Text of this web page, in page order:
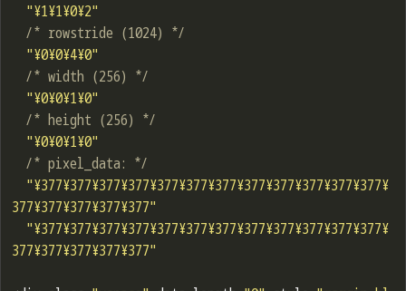
"¥1¥1¥0¥2"
/* rowstride (1024) */
"¥0¥0¥4¥0"
/* width (256) */
"¥0¥0¥1¥0"
/* height (256) */
"¥0¥0¥1¥0"
/* pixel_data: */
"¥377¥377¥377¥377¥377¥377¥377¥377¥377¥377¥377¥377¥
377¥377¥377¥377¥377"
"¥377¥377¥377¥377¥377¥377¥377¥377¥377¥377¥377¥377¥
377¥377¥377¥377¥377"